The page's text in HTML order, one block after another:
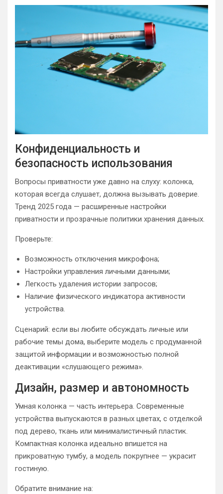
Конфиденциальность и
безопасность использования
Вопросы приватности уже давно на слуху: колонка,
которая всегда слушает, должна вызывать доверие.
Тренд 2025 года — расширенные настройки
приватности и прозрачные политики хранения данных.
Проверьте:
Возможность отключения микрофона;
Настройки управления личными данными;
Легкость удаления истории запросов;
Наличие физического индикатора активности
устройства.
Сценарий: если вы любите обсуждать личные или
рабочие темы дома, выберите модель с продуманной
защитой информации и возможностью полной
деактивации «слушающего режима».
Дизайн, размер и автономность
Умная колонка — часть интерьера. Современные
устройства выпускаются в разных цветах, с отделкой
под дерево, ткань или минималистичный пластик.
Компактная колонка идеально впишется на
прикроватную тумбу, а модель покрупнее — украсит
гостиную.
Обратите внимание на: